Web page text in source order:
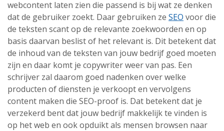
webcontent laten zien die passend is bij wat ze denken
dat de gebruiker zoekt. Daar gebruiken ze SEO voor die
de teksten scant op de relevante zoekwoorden en op
basis daarvan beslist of het relevant is. Dit betekent dat
de inhoud van de teksten van jouw bedrijf goed moeten
zijn en daar komt je copywriter weer van pas. Een
schrijver zal daarom goed nadenken over welke
producten of diensten je verkoopt en vervolgens
content maken die SEO-proof is. Dat betekent dat je
verzekerd bent dat jouw bedrijf makkelijk te vinden is
op het web en ook opduikt als mensen browsen naar